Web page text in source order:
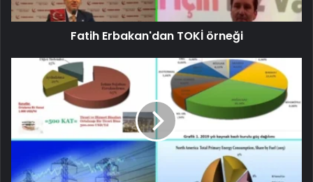
Fatih Erbakan'dan TOKİ örneği